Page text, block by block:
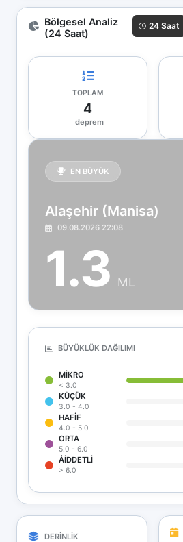
Bölgesel Analiz
(24 Saat)
24 Saat
TOPLAM
4
deprem
EN BÜYÜK
Alaşehir (Manisa)
09.08.2026 22:08
1.3 ML
BÜYÜKLÜK DAĞILIMI
MIKRO
< 3.0
KÜÇÜK
3.0 - 4.0
HAFIF
4.0 - 5.0
ORTA
5.0 - 6.0
ÅIDDETLI
> 6.0
DERİNLİK